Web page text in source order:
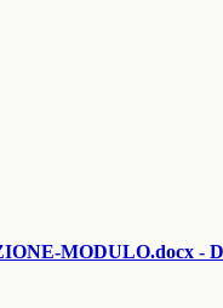
MODULO.docx -